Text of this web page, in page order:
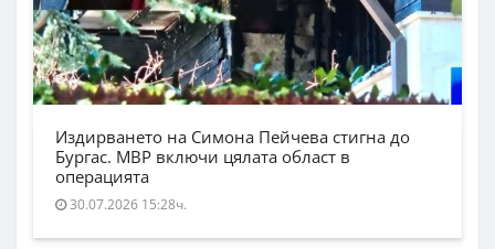
Издирването на Симона Пейчева стигна до
Бургас. МВР включи цялата област в
операцията
30.07.2026 15:28ч.